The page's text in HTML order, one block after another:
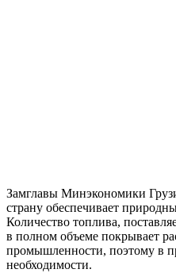
Замглавы Минэкономики
страну обеспечивает
Количество топлива,
в полном объеме покрывает
промышленности, поэтому в
необходимости.